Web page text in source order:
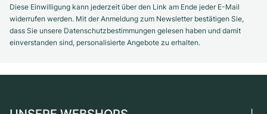
Diese Einwilligung kann jederzeit über den Link am Ende jeder E-Mail
widerrufen werden. Mit der Anmeldung zum Newsletter bestätigen Sie,
dass Sie unsere Datenschutzbestimmungen gelesen haben und damit
einverstanden sind, personalisierte Angebote zu erhalten.